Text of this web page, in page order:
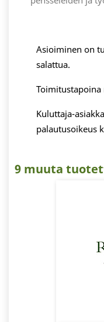
Asioiminen on
salattua.
Kuluttaja-
palautusoikeus
9 muuta